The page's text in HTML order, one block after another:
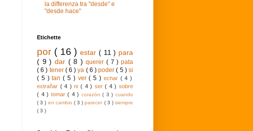
la differenza tra "desde" e
"desde hace"
Etichette
por ( 16 ) estar ( 11 ) para
( 9 ) dar ( 8 )querer( 7 )pata
( 6 ) tener ( 6 )ya ( 6 )poder( 5 )si
( 5 )tan( 5 ) ver( 5 ) echar ( 4 )
extrañar ( 4 )ni ( 4 ) ser( 4 )sobre
( 4 ) tomar( 4 ) corazón( 3 )cuando
( 3 ) en cambio ( 3 )parecer ( 3 )siempre
( 3 )